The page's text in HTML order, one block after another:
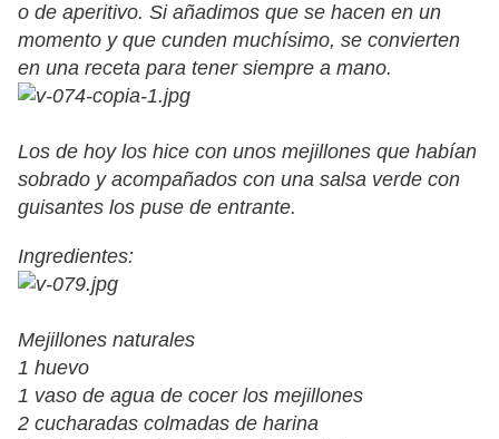
o de aperitivo. Si añadimos que se hacen en un
momento y que cunden muchísimo, se convierten
en una receta para tener siempre a mano.
Los de hoy los hice con unos mejillones que habían
sobrado y acompañados con una salsa verde con
guisantes los puse de entrante.
Ingredientes:
Mejillones naturales
1 huevo
1 vaso de agua de cocer los mejillones
2 cucharadas colmadas de harina